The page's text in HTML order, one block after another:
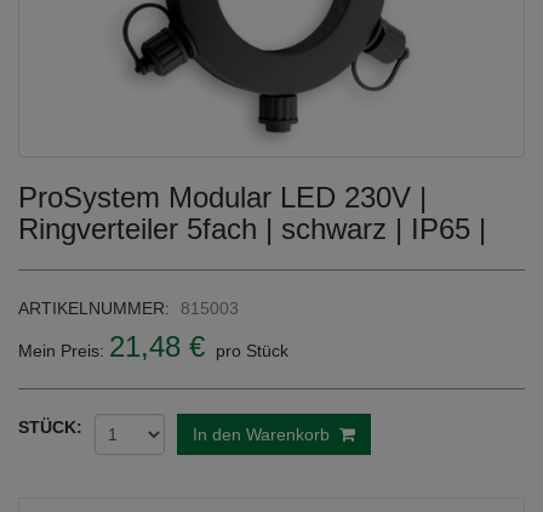
ProSystem Modular LED 230V |
Ringverteiler 5fach | schwarz | IP65 |
ARTIKELNUMMER: 815003
Mein Preis: 21,48 € pro Stück
STÜCK: In den Warenkorb